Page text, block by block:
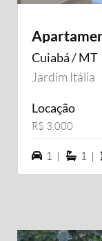
locação
Cuiabá / MT
Jardim Itália
Locação
R$ 3.000
1 vagas na
1 | 11 |